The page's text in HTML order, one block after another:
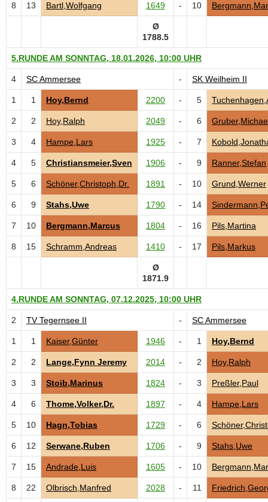
8 13 Bartl,Wolfgang 1649 - 10
Ø
1788.5
5.RUNDE AM SONNTAG, 18.01.2026, 10:00 UHR
4 SC Ammersee - SK Weilheim II
1 1 Hoy,Bernd 2200 - 5
2 2 Hoy,Ralph 2049 - 6
3 4 Hampe,Lars 1925 - 7
4 5 Christiansmeier,Sven 1906 - 9 Ranner,Stefan
5 6 Schöner,Christoph,Dr. 1891 - 10 Grund,Werner
6 9 Stahs,Uwe 1790 - 14
7 10 Bergmann,Marcus 1804 - 16 Pils,Martina
8 15 Schramm,Andreas 1410 - 17 Pils,Markus
Ø
1871.9
4.RUNDE AM SONNTAG, 07.12.2025, 10:00 UHR
2 TV Tegernsee II - SC Ammersee
1 1 Kaiser,Günter 1946 - 1 Hoy,Bernd
2 2 Lange,Fynn Jeremy 2014 - 2 Hoy,Ralph
3 3 Stoib,Marinus 1824 - 3 Preßler,Paul
4 6 Thome,Volker,Dr. 1897 - 4 Hampe,Lars
5 10 Hagn,Tobias 1729 - 6
6 12 Serwane,Ruben 1706 - 9 Stahs,Uwe
7 15 Andrade,Luis 1605 - 10
8 22 Olbrisch,Manfred 2028 - 11